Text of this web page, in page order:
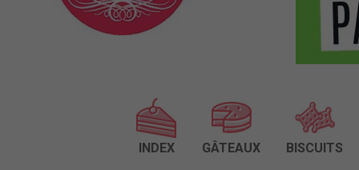
INDEX GÂTEAUX BISCUITS